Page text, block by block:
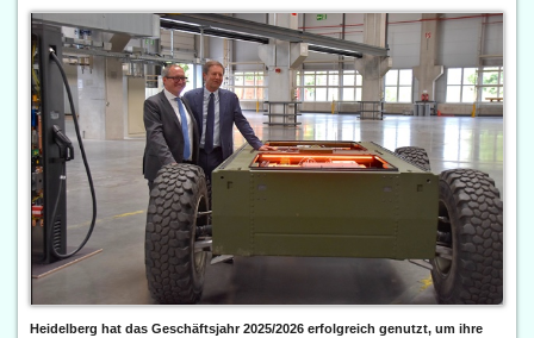
Heidelberg hat das Geschäftsjahr 2025/2026 erfolgreich genutzt, um ihre